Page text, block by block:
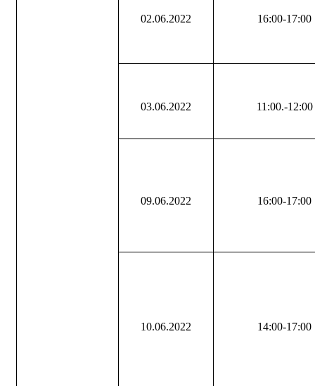
02.06.2022 16:00-17:00
03.06.2022 11:00.-12:00
09.06.2022 16:00-17:00
10.06.2022 14:00-17:00